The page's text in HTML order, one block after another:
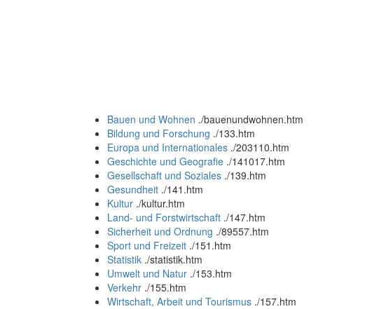
Bauen und Wohnen ./bauenundwohnen.htm
Bildung und Forschung ./133.htm
Europa und Internationales ./203110.htm
Geschichte und Geografie ./141017.htm
Gesellschaft und Soziales ./139.htm
Gesundheit ./141.htm
Kultur ./kultur.htm
Land- und Forstwirtschaft ./147.htm
Sicherheit und Ordnung ./89557.htm
Sport und Freizeit ./151.htm
Statistik ./statistik.htm
Umwelt und Natur ./153.htm
Verkehr ./155.htm
Wirtschaft, Arbeit und Tourismus ./157.htm